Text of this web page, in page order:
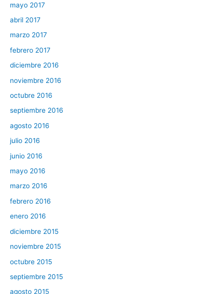
mayo 2017
abril 2017
marzo 2017
febrero 2017
diciembre 2016
noviembre 2016
octubre 2016
septiembre 2016
agosto 2016
julio 2016
junio 2016
mayo 2016
marzo 2016
febrero 2016
enero 2016
diciembre 2015
noviembre 2015
octubre 2015
septiembre 2015
agosto 2015